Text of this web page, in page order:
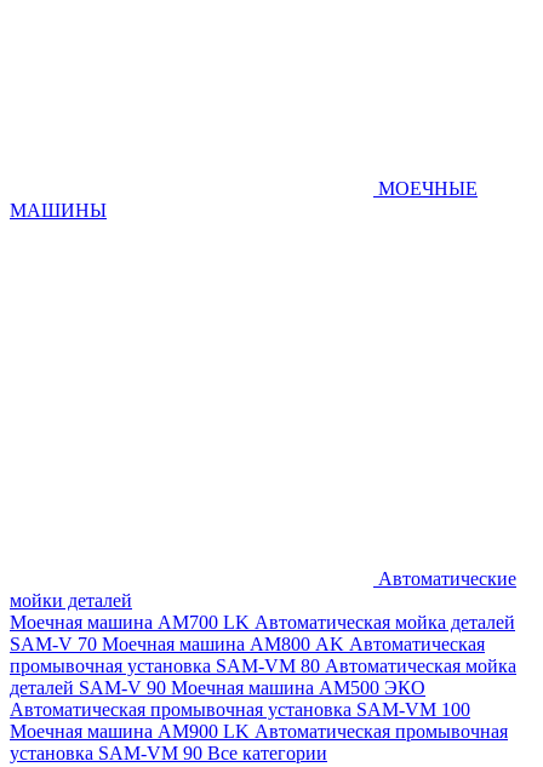
МОЕЧНЫЕ
МАШИНЫ
Автоматические
мойки деталей
Моечная машина AM700 LK Автоматическая мойка деталей
SAM-V 70 Моечная машина АМ800 AK Автоматическая
промывочная установка SAM-VM 80 Автоматическая мойка
деталей SAM-V 90 Моечная машина АМ500 ЭКО
Автоматическая промывочная установка SAM-VM 100
Моечная машина AM900 LK Автоматическая промывочная
установка SAM-VM 90 Все категории